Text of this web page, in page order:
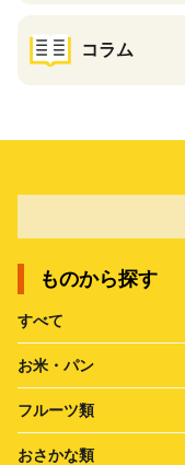
コラム
ものから探す
すべて
お米・パン
フルーツ類
おさかな類